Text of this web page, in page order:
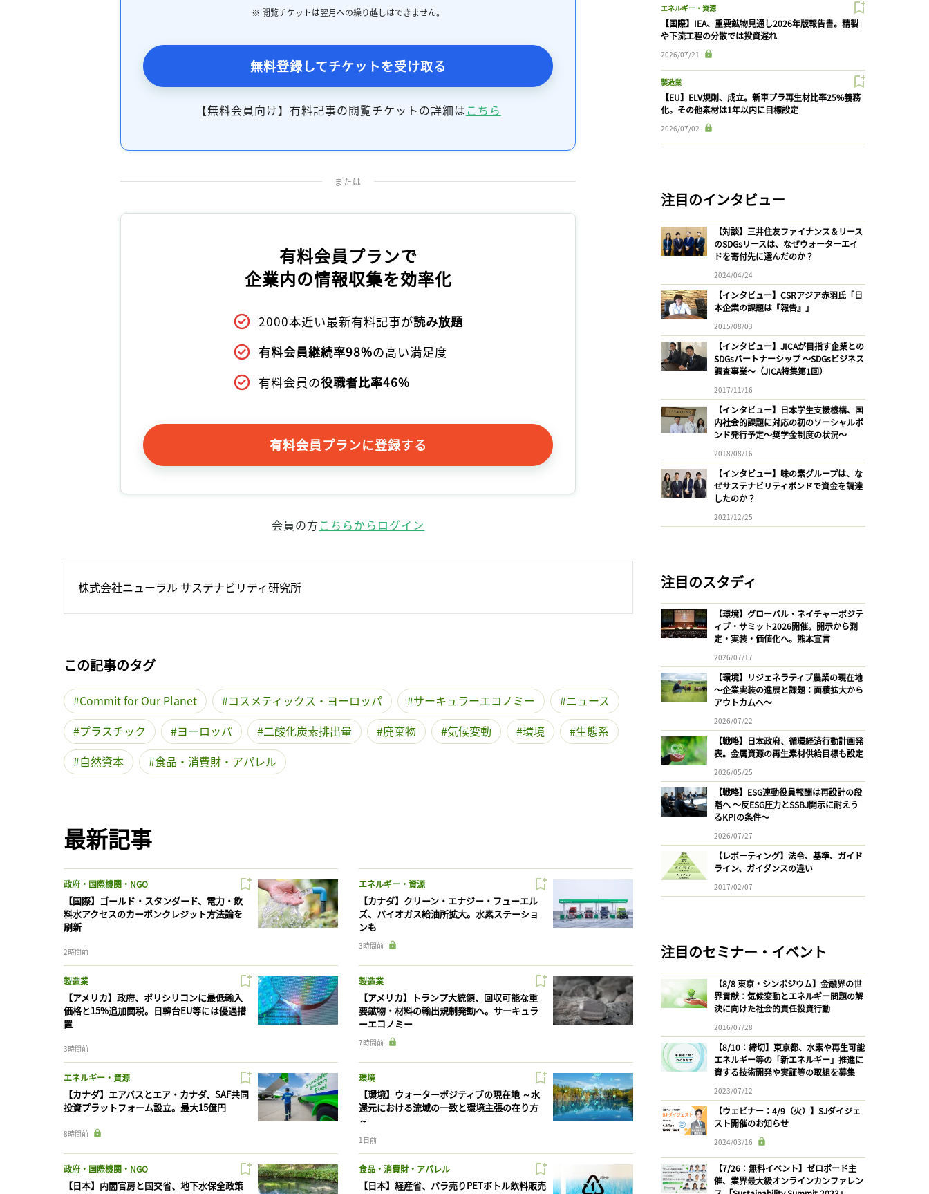
※ 閲覧チケットは翌月への繰り越しはできません。
無料登録してチケットを受け取る
【無料会員向け】有料記事の閲覧チケットの詳細はこちら
または
有料会員プランで
企業内の情報収集を効率化
2000本近い最新有料記事が読み放題
有料会員継続率98%の高い満足度
有料会員の役職者比率46%
有料会員プランに登録する
会員の方こちらからログイン
株式会社ニューラル サステナビリティ研究所
この記事のタグ
Commit for Our Planet コスメティックス・ヨーロッパ サーキュラーエコノミー
ニュース
プラスチック
ヨーロッパ 二酸化炭素排出量 廃棄物 気候変動 環境
生態系
自然資本
食品・消費財・アパレル
最新記事
政府・国際機関・NGO
【国際】ゴールド・スタンダード、電力・飲
料水アクセスのカーボンクレジット方法論を
刷新
2時間前
エネルギー・資源
【カナダ】クリーン・エナジー・フューエル
ズ、バイオガス給油所拡大。水素ステーショ
ンも
3時間前
製造業
【アメリカ】政府、ポリシリコンに最低輸入
価格と15%追加関税。日韓台EU等には優遇措
置
3時間前
製造業
【アメリカ】トランプ大統領、回収可能な重
要鉱物・材料の輸出規制発動へ。サーキュラ
ーエコノミー
7時間前
エネルギー・資源
【カナダ】エアバスとエア・カナダ、SAF共同
投資プラットフォーム設立。最大15億円
8時間前
環境
【環境】ウォーターポジティブの現在地 ～水
還元における流域の一致と環境主張の在り方
～
1日前
政府・国際機関・NGO
【日本】内閣官房と国交省、地下水保全政策
食品・消費財・アパレル
【日本】経産省、バラ売りPETボトル飲料販売
エネルギー・資源
【国際】IEA、重要鉱物見通し2026年版報告書。精製
や下流工程の分散では投資遅れ
2026/07/21
製造業
【EU】ELV規則、成立。新車プラ再生材比率25%義務
化。その他素材は1年以内に目標設定
2026/07/02
注目のインタビュー
【対談】三井住友ファイナンス＆リース
のSDGsリースは、なぜウォーターエイ
ドを寄付先に選んだのか？
2024/04/24
【インタビュー】CSRアジア赤羽氏「日
本企業の課題は『報告』」
2015/08/03
【インタビュー】JICAが目指す企業との
SDGsパートナーシップ 〜SDGsビジネス
調査事業〜（JICA特集第1回）
2017/11/16
【インタビュー】日本学生支援機構、国
内社会的課題に対応の初のソーシャルボ
ンド発行予定〜奨学金制度の状況〜
2018/08/16
【インタビュー】味の素グループは、な
ぜサステナビリティボンドで資金を調達
したのか？
2021/12/25
注目のスタディ
【環境】グローバル・ネイチャーポジテ
ィブ・サミット2026開催。開示から測
定・実装・価値化へ。熊本宣言
2026/07/17
【環境】リジェネラティブ農業の現在地
〜企業実装の進展と課題：面積拡大から
アウトカムへ〜
2026/07/22
【戦略】日本政府、循環経済行動計画発
表。金属資源の再生素材供給目標も設定
2026/05/25
【戦略】ESG連動役員報酬は再設計の段
階へ 〜反ESG圧力とSSBJ開示に耐えう
るKPIの条件〜
2026/07/27
【レポーティング】法令、基準、ガイド
ライン、ガイダンスの違い
2017/02/07
注目のセミナー・イベント
【8/8 東京・シンポジウム】金融界の世
界貢献：気候変動とエネルギー問題の解
決に向けた社会的責任投資行動
2016/07/28
【8/10：締切】東京都、水素や再生可能
エネルギー等の「新エネルギー」推進に
資する技術開発や実証等の取組を募集
2023/07/12
【ウェビナー：4/9（火）】SJダイジェ
スト開催のお知らせ
2024/03/16
【7/26：無料イベント】ゼロボード主
催、業界最大級オンラインカンファレン
記事をお気に入りに保存するには
ログインが必要です